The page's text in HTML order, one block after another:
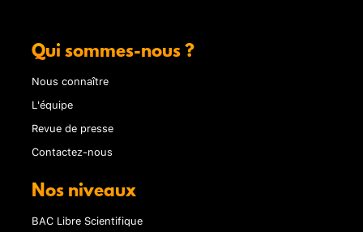
Qui sommes-nous ?
Nous connaître
L'équipe
Revue de presse
Contactez-nous
Nos niveaux
BAC Libre Scientifique